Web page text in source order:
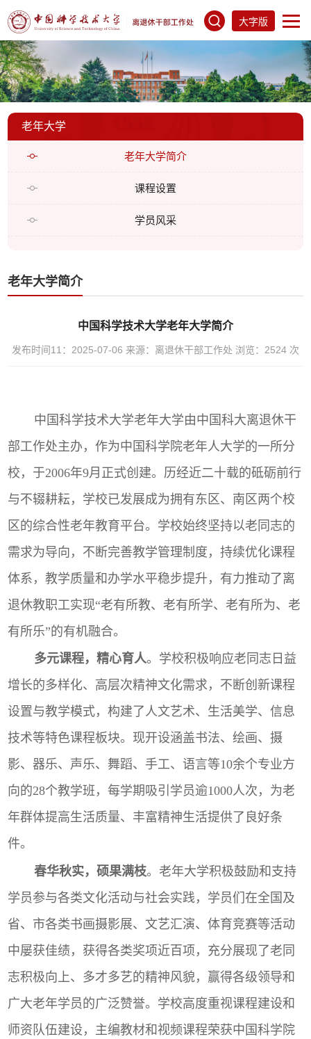
大字版
老年大学
老年大学简介
课程设置
学员风采
老年大学简介
中国科学技术大学老年大学简介
发布时间11：2025-07-06 来源：离退休干部工作处 浏览： 2524 次
中国科学技术大学老年大学由中国科大离退休干
部工作处主办，作为中国科学院老年人大学的一所分
校，于2006年9月正式创建。历经近二十载的砥砺前行
与不辍耕耘，学校已发展成为拥有东区、南区两个校
区的综合性老年教育平台。学校始终坚持以老同志的
需求为导向，不断完善教学管理制度，持续优化课程
体系，教学质量和办学水平稳步提升，有力推动了离
退休教职工实现“老有所教、老有所学、老有所为、老
有所乐”的有机融合。
多元课程，精心育人。 学校积极响应老同志日益
增长的多样化、高层次精神文化需求，不断创新课程
设置与教学模式，构建了人文艺术、生活美学、信息
技术等特色课程板块。现开设涵盖书法、绘画、摄
影、器乐、声乐、舞蹈、手工、语言等10余个专业方
向的28个教学班，每学期吸引学员逾1000人次，为老
年群体提高生活质量、丰富精神生活提供了良好条
件。
春华秋实，硕果满枝。老年大学积极鼓励和支持
学员参与各类文化活动与社会实践，学员们在全国及
省、市各类书画摄影展、文艺汇演、体育竞赛等活动
中屡获佳绩，获得各类奖项近百项，充分展现了老同
志积极向上、多才多艺的精神风貌，赢得各级领导和
广大老年学员的广泛赞誉。学校高度重视课程建设和
师资队伍建设，主编教材和视频课程荣获中国科学院